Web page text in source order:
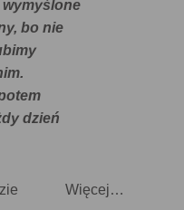
wymyślone
bo nie
dzień
Więcej…